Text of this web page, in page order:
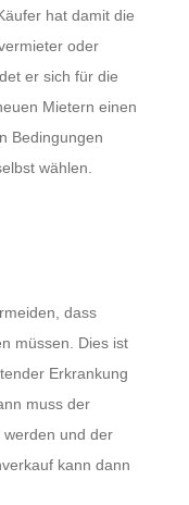
hat damit die
oder
er sich für die
Mietern einen
Bedingungen
wählen.
dass
müssen. Dies ist
Erkrankung
muss der
werden und der
kann dann